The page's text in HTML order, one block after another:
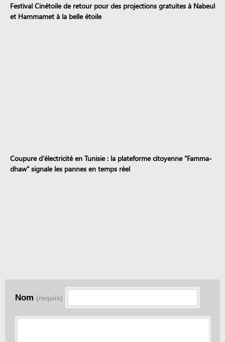
Festival Cinétoile de retour pour des projections gratuites à Nabeul
et Hammamet à la belle étoile
Coupure d’électricité en Tunisie : la plateforme citoyenne "Famma-
dhaw" signale les pannes en temps réel
Nom (requis)